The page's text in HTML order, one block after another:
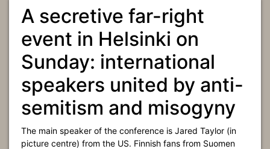
A secretive far-right
event in Helsinki on
Sunday: international
speakers united by anti-
semitism and misogyny
The main speaker of the conference is Jared Taylor (in
picture centre) from the US. Finnish fans from Suomen